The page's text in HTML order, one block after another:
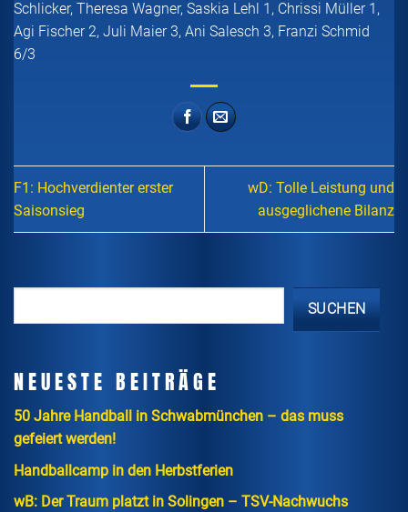
Schlicker, Theresa Wagner, Saskia Lehl 1, Chrissi Müller 1,
Agi Fischer 2, Juli Maier 3, Ani Salesch 3, Franzi Schmid
6/3
F1: Hochverdienter erster
Saisonsieg
wD: Tolle Leistung und
ausgeglichene Bilanz
SUCHEN
NEUESTE BEITRÄGE
50 Jahre Handball in Schwabmünchen – das muss
gefeiert werden!
Handballcamp in den Herbstferien
wB: Der Traum platzt in Solingen – TSV-Nachwuchs